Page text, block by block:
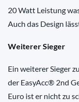
20 Watt Leistung
Auch das Design
Weiterer Sieger
Ein weiterer Sieger
der EasyAcc® 2nd
Euro ist er nicht zu